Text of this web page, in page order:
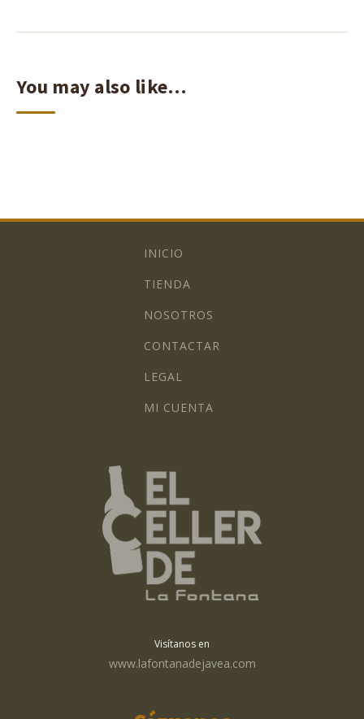
You may also like…
INICIO
TIENDA
NOSOTROS
CONTACTAR
LEGAL
MI CUENTA
Visítanos en
www.lafontanadejavea.com